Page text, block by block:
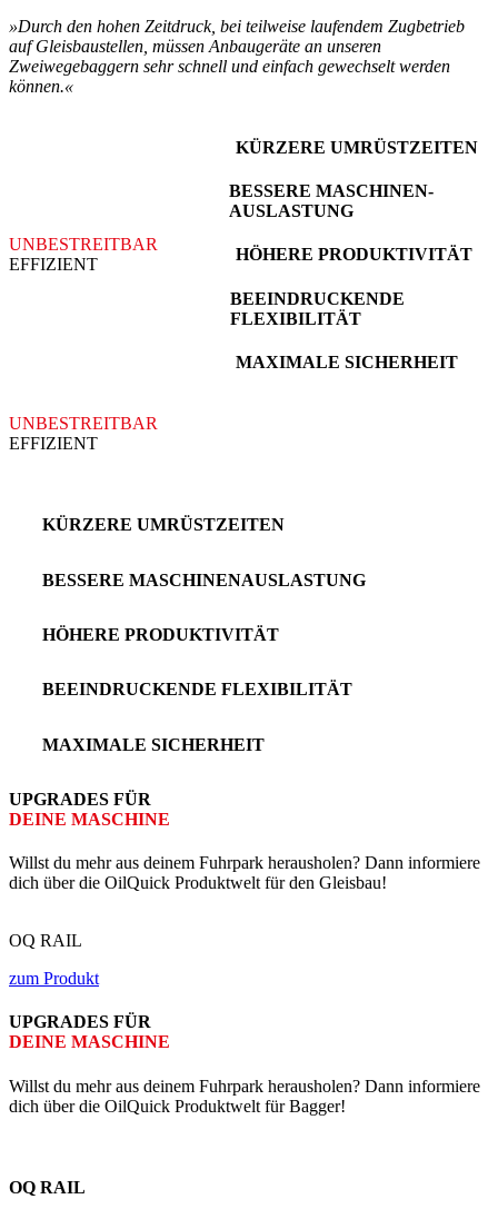
»Durch den hohen Zeitdruck, bei teilweise laufendem Zugbetrieb
auf Gleisbaustellen, müssen Anbaugeräte an unseren
Zweiwegebaggern sehr schnell und einfach gewechselt werden
können.«
UNBESTREITBAR
EFFIZIENT
KÜRZERE UMRÜSTZEITEN
BESSERE MASCHINEN­
AUSLASTUNG
HÖHERE PRODUKTIVITÄT
BEEINDRUCKENDE
FLEXIBILITÄT
MAXIMALE SICHERHEIT
UNBESTREITBAR
EFFIZIENT
KÜRZERE UMRÜSTZEITEN
BESSERE MASCHINENAUSLASTUNG
HÖHERE PRODUKTIVITÄT
BEEINDRUCKENDE FLEXIBILITÄT
MAXIMALE SICHERHEIT
UP­GRADES FÜR
DEINE MASCHINE
Willst du mehr aus deinem Fuhrpark herausholen? Dann informiere
dich über die OilQuick Produktwelt für den Gleisbau!
OQ RAIL
zum Produkt
UPGRADES FÜR
DEINE MASCHINE
Willst du mehr aus deinem Fuhrpark herausholen? Dann informiere
dich über die OilQuick Produktwelt für Bagger!
OQ RAIL